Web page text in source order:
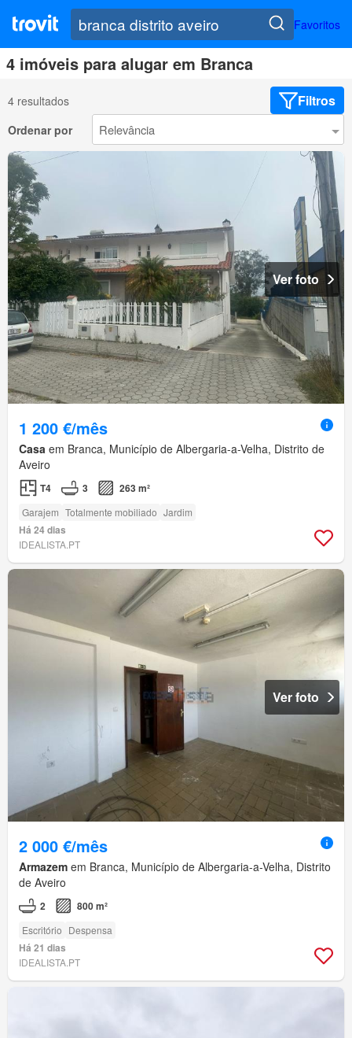
Favoritos
4 imóveis para alugar em Branca
4 resultados Filtros
Ordenar por
Ver foto
1 200 €/mês
Casa em Branca, Município de Albergaria-a-Velha, Distrito de
Aveiro
T4 3 263 m²
Garajem Totalmente mobiliado Jardim
Há 24 dias
IDEALISTA.PT
Ver foto
2 000 €/mês
Armazem em Branca, Município de Albergaria-a-Velha, Distrito
de Aveiro
2 800 m²
Escritório Despensa
Há 21 dias
IDEALISTA.PT